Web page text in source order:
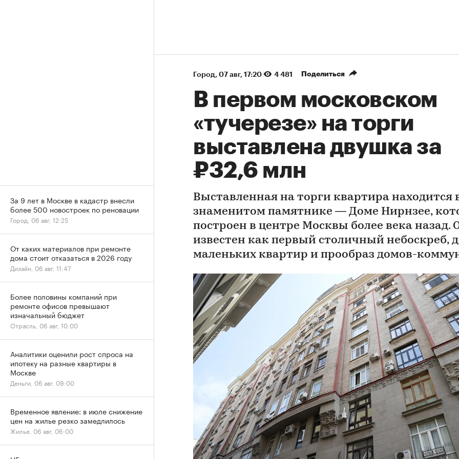
Город⁠, 07 авг, 17:20 4 481 Поделиться
В первом московском
«тучерезе» на торги
выставлена двушка за
₽32,6 млн
Выставленная на торги квартира находится
знаменитом памятнике — Доме Нирнзее,
построен в центре Москвы более века назад.
известен как первый столичный небоскреб,
маленьких квартир и прообраз домов-
За 9 лет в Москве в кадастр внесли
более 500 новостроек по реновации
Город, 06 авг, 12:25
От каких материалов при ремонте
дома стоит отказаться в 2026 году
Дизайн, 06 авг, 11:47
Более половины компаний при
ремонте офисов превышают
изначальный бюджет
Отрасль, 06 авг, 10:00
Аналитики оценили рост спроса на
ипотеку на разные квартиры в
Москве
Деньги, 06 авг, 09:00
Временное явление: в июле снижение
цен на жилье резко замедлилось
Жилье, 06 авг, 06:00